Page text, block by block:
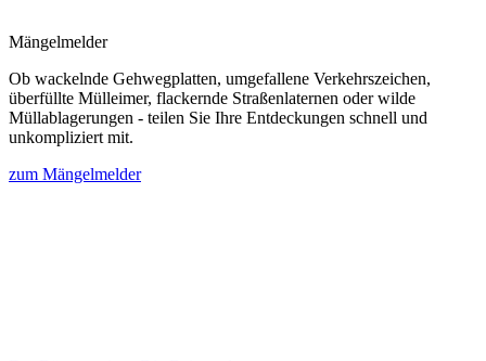
Mängelmelder
Ob wackelnde Gehwegplatten, umgefallene Verkehrszeichen,
überfüllte Mülleimer, flackernde Straßenlaternen oder wilde
Müllablagerungen - teilen Sie Ihre Entdeckungen schnell und
unkompliziert mit.
zum Mängelmelder